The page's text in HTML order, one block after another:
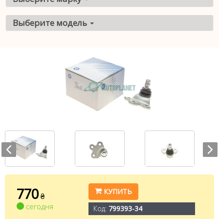
Выберите модель
770 ₴
сегодня
КУПИТЬ
Код: 799393-34